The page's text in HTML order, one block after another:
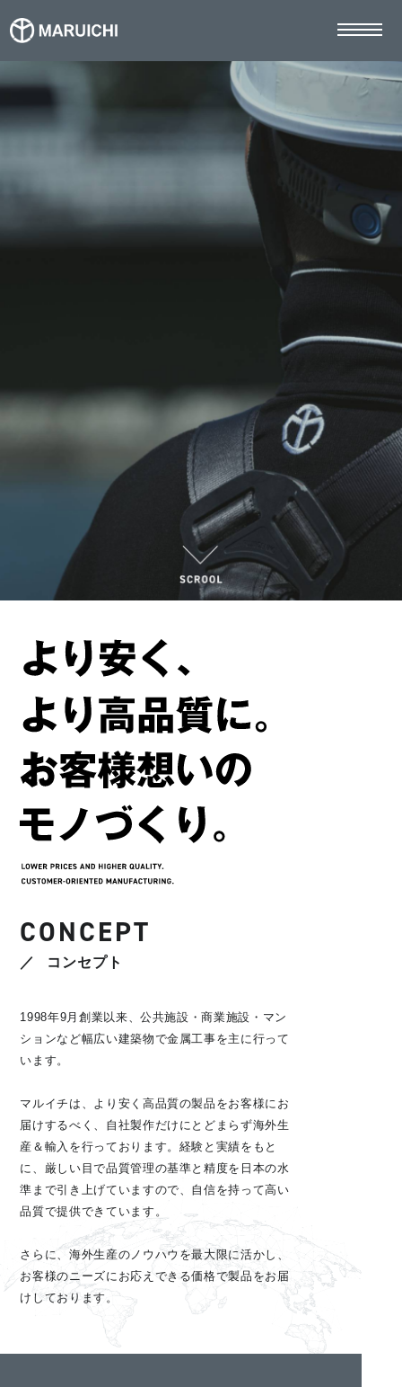
施工事例
ご相談・お問合せ
0835-36-4101
CONCEPT
コンセプト
1998年9月創業以来、公共施設・商業施設・マン
ションなど幅広い建築物で金属工事を主に行って
います。
マルイチは、より安く高品質の製品をお客様にお
届けするべく、自社製作だけにとどまらず海外生
産＆輸入を行っております。経験と実績をもと
に、厳しい目で品質管理の基準と精度を日本の水
準まで引き上げていますので、自信を持って高い
品質で提供できています。
さらに、海外生産のノウハウを最大限に活かし、
お客様のニーズにお応えできる価格で製品をお届
けしております。